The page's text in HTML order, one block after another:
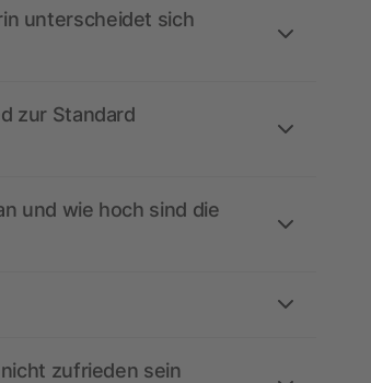
unterscheidet sich
zur Standard
und wie hoch sind die
zufrieden sein